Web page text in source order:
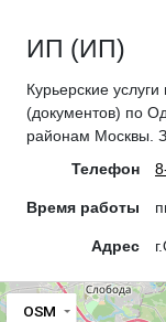
ИП (ИП)
Курьерские
(документов) по
районам Москвы.
Телефон
Время работы
Адрес
OSM